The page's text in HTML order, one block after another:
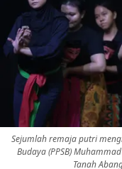
Sejumlah remaja putri
Budaya (PPSB)
Tanah